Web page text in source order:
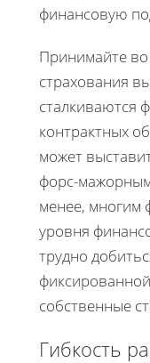
финансовую
Принимайте во
страхования
сталкиваются
контрактных
может
форс-
менее, многим
уровня
трудно
собственные
Гибкость